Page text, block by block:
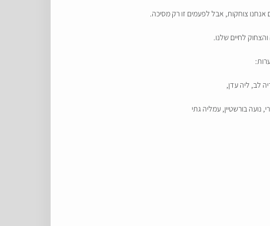
אנחנו צוחקות, אבל לפעמים זו רק מסיכה.
לחיים שלנו.
לב, ליה עדן,
נועה בורשטיין, עמליה גתי